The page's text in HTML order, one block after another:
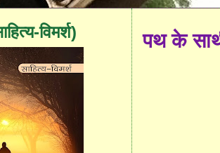
पथ के
विमर्श)